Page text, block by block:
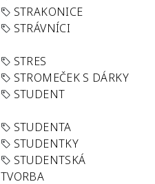
STRAKONICE
STRÁVNÍCI
STRES
STROMEČEK S DÁRKY
STUDENT
STUDENTA
STUDENTKY
STUDENTSKÁ
TVORBA